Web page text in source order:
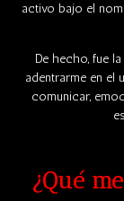
activo bajo el
De hecho, fue
adentrarme en el
comunicar,
¿Qué